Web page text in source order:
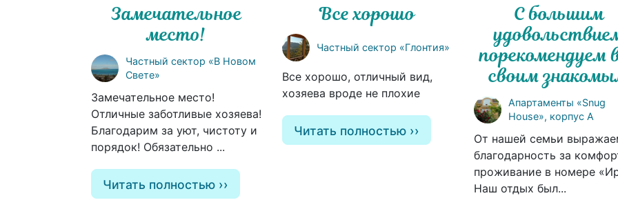
Замечательное
место!
Частный сектор «В Новом
Свете»
Замечательное место!
Отличные заботливые хозяева!
Благодарим за уют, чистоту и
порядок! Обязательно ...
Читать полностью
Все хорошо
Частный сектор «Глонтия»
Все хорошо, отличный вид,
хозяева вроде не плохие
Читать полностью
С большим
порекомендуем
своим
Апартаменты «Snug
House», корпус А
От нашей семьи
благодарность за
проживание в номере
Наш отдых был...